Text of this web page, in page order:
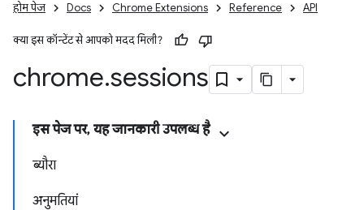
होम पेज Docs Chrome Extensions Reference API
क्या इस कॉन्टेंट से आपको मदद मिली?
chrome.sessions
इस पेज पर, यह जानकारी उपलब्ध है
ब्यौरा
अनुमतियां